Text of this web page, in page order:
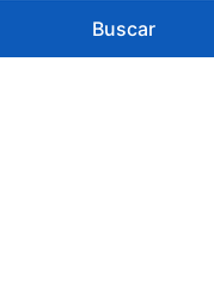
Buscar